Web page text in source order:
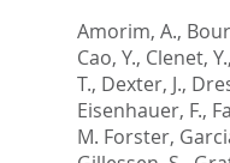
Amorim, A.,
Cao, Y., Clenet, Y.,
T., Dexter, J.,
Eisenhauer, F.,
M. Forster,